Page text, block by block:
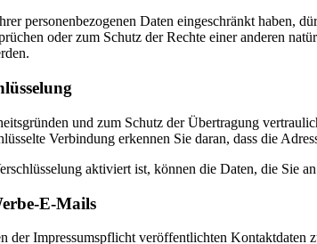
personenbezogenen Daten eingeschränkt haben,
oder zum Schutz der Rechte einer anderen
und zum Schutz der Übertragung
Verbindung erkennen Sie daran, dass die
aktiviert ist, können die Daten, die Sie
E-Mails
der Impressumspflicht veröffentlichten